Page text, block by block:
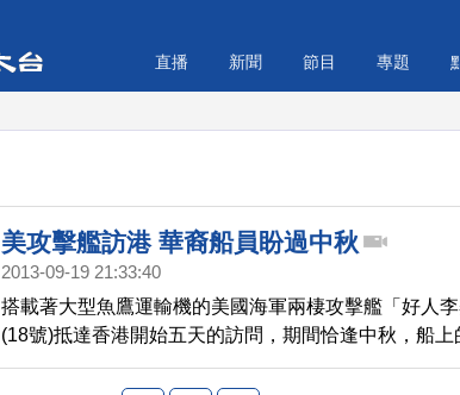
直播 新聞 節目 專題
美攻擊艦訪港 華裔船員盼過中秋
2013-09-19 21:33:40
搭載著大型魚鷹運輸機的美國海軍兩棲攻擊艦「好人
(18號)抵達香港開始五天的訪問，期間恰逢中秋，船上
示，期待在家鄉感受節日氣氛。